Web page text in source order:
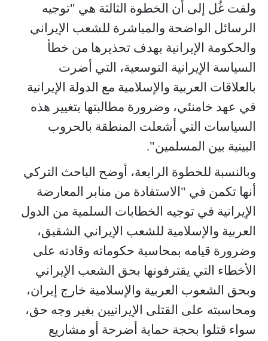
ولفت غُل إلى أن الخطوة الثالثة هي "توجيه
الرسائل الواضحة والمباشرة للشعب الإيراني
والحكومة الإيرانية بهدف تحذيرها من خطأ
السياسة الإيرانية التوسعية، التي أضرت
بالعلاقات العربية والإسلامية مع الدولة الإيرانية
في عهد خامنئي، وضرورة مطالبتها بتغيير هذه
السياسات التي أشعلت المنطقة بالحروب
البينية بين المسلمين".
وبالنسبة للخطوة الرابعة، أوضح الباحث التركي
أنها تكمن في "الاستفادة من منابر المعارضة
الإيرانية في توجيه الخطابات السلمية من الدول
العربية والإسلامية للشعب الإيراني الشقيق،
وضرورة قيامه بمحاسبة حكوماته وقادته على
الأخطاء التي يقترفونها بحق الشعب الإيراني
وبحق الشعوب العربية والإسلامية خارج إيران،
ومحاسبته على القتلى الإيرانيين بغير وجه حق،
سواء قتلوا بحجة حماية أضرحة أو مشاريع